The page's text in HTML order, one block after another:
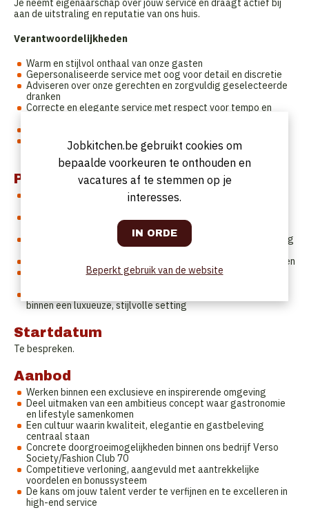
Je neemt eigenaarschap over jouw service en draagt actief bij
aan de uitstraling en reputatie van ons huis.
Verantwoordelijkheden
Warm en stijlvol onthaal van onze gasten
Gepersonaliseerde service met oog voor detail en discretie
Adviseren over onze gerechten en zorgvuldig geselecteerde
dranken
Correcte en elegante service met respect voor tempo en
Nauwe samenwerking met keuken en bar voor een naadloze
Profiel
Je beschikt over een sterk verantwoordelijkheidsgevoel en
Je hebt een passie voor hospitality en een scherp oog voor
Ervaring in een kwalitatieve (fine dining of high-end) omgeving
Je combineert rust en efficiëntie, ook tijdens drukke momenten
Je communiceert vlot in Nederlands en Engels (Frans is een
binnen een luxueuze, stijlvolle setting
Startdatum
Te bespreken.
Aanbod
Werken binnen een exclusieve en inspirerende omgeving
Deel uitmaken van een ambitieus concept waar gastronomie
en lifestyle samenkomen
Een cultuur waarin kwaliteit, elegantie en gastbeleving
centraal staan
Concrete doorgroeimogelijkheden binnen ons bedrijf Verso
Society/Fashion Club 70
Competitieve verloning, aangevuld met aantrekkelijke
voordelen en bonussysteem
De kans om jouw talent verder te verfijnen en te excelleren in
high-end service
Jobkitchen.be gebruikt cookies om
bepaalde voorkeuren te onthouden en
vacatures af te stemmen op je
interesses.
Beperkt gebruik van de website